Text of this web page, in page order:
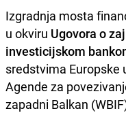
Izgradnja mosta
u okviru Ugovora o
investicijskom
sredstvima Europske
Agende za
zapadni Balkan